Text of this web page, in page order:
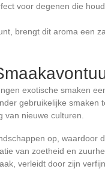
voor degenen die
brengt dit aroma een
exotische smaken
gebruikelijke smaken
nieuwe culturen.
op, waardoor
van zoetheid en
verleidt door zijn